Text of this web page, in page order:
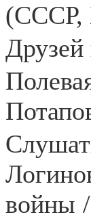
(СССР,
войны